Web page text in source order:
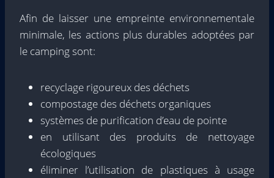
Afin de laisser une empreinte environnementale
minimale, les actions plus durables adoptées par
le camping sont:
recyclage rigoureux des déchets
compostage des déchets organiques
systèmes de purification d’eau de pointe
en utilisant des produits de nettoyage
écologiques
éliminer l’utilisation de plastiques à usage